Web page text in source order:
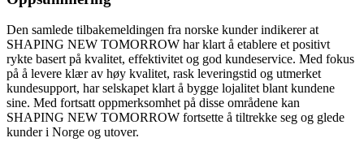
Den samlede tilbakemeldingen fra norske kunder indikerer at
SHAPING NEW TOMORROW har klart å etablere et positivt
rykte basert på kvalitet, effektivitet og god kundeservice. Med fokus
på å levere klær av høy kvalitet, rask leveringstid og utmerket
kundesupport, har selskapet klart å bygge lojalitet blant kundene
sine. Med fortsatt oppmerksomhet på disse områdene kan
SHAPING NEW TOMORROW fortsette å tiltrekke seg og glede
kunder i Norge og utover.